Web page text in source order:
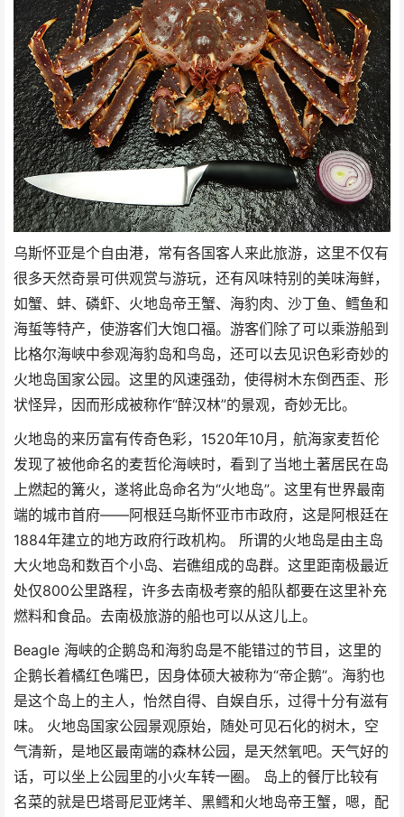
乌斯怀亚是个自由港，常有各国客人来此旅游，这里不仅有
很多天然奇景可供观赏与游玩，还有风味特别的美味海鲜，
如蟹、蚌、磷虾、火地岛帝王蟹、海豹肉、沙丁鱼、鳕鱼和
海蜇等特产，使游客们大饱口福。游客们除了可以乘游船到
比格尔海峡中参观海豹岛和鸟岛，还可以去见识色彩奇妙的
火地岛国家公园。这里的风速强劲，使得树木东倒西歪、形
状怪异，因而形成被称作“醉汉林”的景观，奇妙无比。
火地岛的来历富有传奇色彩，1520年10月，航海家麦哲伦
发现了被他命名的麦哲伦海峡时，看到了当地土著居民在岛
上燃起的篝火，遂将此岛命名为“火地岛”。这里有世界最南
端的城市首府——阿根廷乌斯怀亚市市政府，这是阿根廷在
1884年建立的地方政府行政机构。 所谓的火地岛是由主岛
大火地岛和数百个小岛、岩礁组成的岛群。这里距南极最近
处仅800公里路程，许多去南极考察的船队都要在这里补充
燃料和食品。去南极旅游的船也可以从这儿上。
Beagle 海峡的企鹅岛和海豹岛是不能错过的节目，这里的
企鹅长着橘红色嘴巴，因身体硕大被称为“帝企鹅”。海豹也
是这个岛上的主人，怡然自得、自娱自乐，过得十分有滋有
味。 火地岛国家公园景观原始，随处可见石化的树木，空
气清新，是地区最南端的森林公园，是天然氧吧。天气好的
话，可以坐上公园里的小火车转一圈。 岛上的餐厅比较有
名菜的就是巴塔哥尼亚烤羊、黑鳕和火地岛帝王蟹，嗯，配